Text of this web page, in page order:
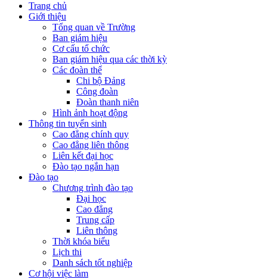
Trang chủ
Giới thiệu
Tổng quan về Trường
Ban giám hiệu
Cơ cấu tổ chức
Ban giám hiệu qua các thời kỳ
Các đoàn thể
Chi bộ Đảng
Công đoàn
Đoàn thanh niên
Hình ảnh hoạt động
Thông tin tuyển sinh
Cao đẳng chính quy
Cao đẳng liên thông
Liên kết đại học
Đào tạo ngắn hạn
Đào tạo
Chương trình đào tạo
Đại học
Cao đẳng
Trung cấp
Liên thông
Thời khóa biểu
Lịch thi
Danh sách tốt nghiệp
Cơ hội việc làm